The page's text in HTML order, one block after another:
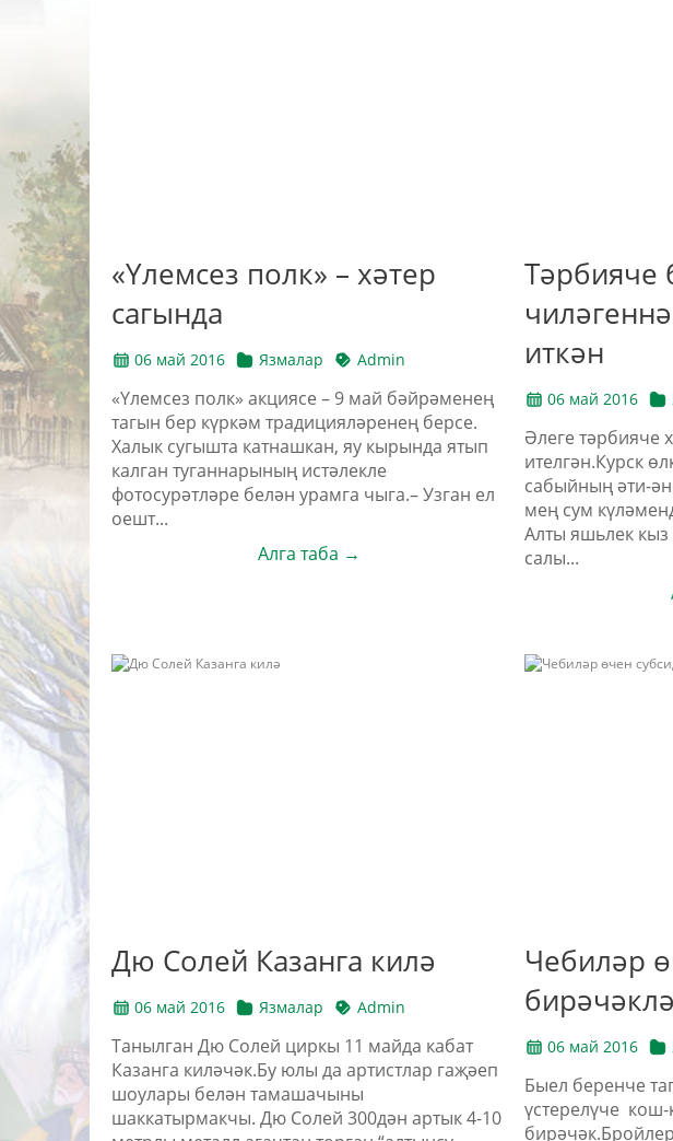
«Үлемсез полк» – хәтер
сагында
06 май 2016 Язмалар Admin
«Үлемсез полк» акциясе – 9 май бәйрәменең
тагын бер күркәм традицияләренең берсе.
Халык сугышта катнашкан, яу кырында ятып
калган туганнарының истәлекле
фотосурәтләре белән урамга чыга.– Узган ел
оешт...
Алга таба →
Тәрбияче
иткән
06 май 2016
Әлеге тәрбияче
ителгән.Курск
сабыйның әти-
мең сум
Алты яшьлек кыз
салы...
Дю Солей Казанга килә
06 май 2016 Язмалар Admin
Танылган Дю Солей циркы 11 майда кабат
Казанга киләчәк.Бу юлы да артистлар гаҗәеп
шоулары белән тамашачыны
шаккатырмакчы. Дю Солей 300дән артык 4-10
Чебиләр
06 май 2016
Быел беренче
үстерелүче кош-